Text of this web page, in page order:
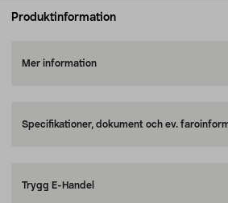
Produktinformation
Mer information
Specifikationer, dokument och ev.
Trygg E-Handel